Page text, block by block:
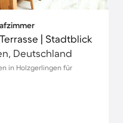
| Stadtblick
Deutschland
in Holzgerlingen für